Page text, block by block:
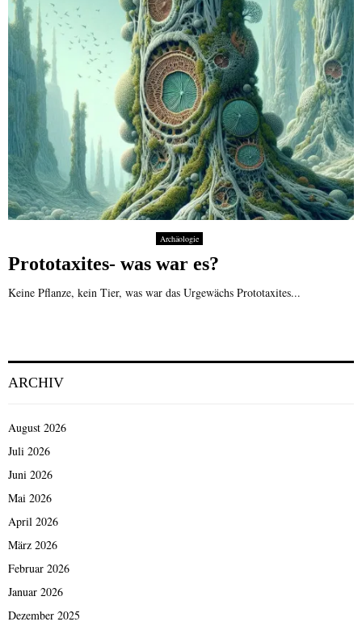
Archäologie
Prototaxites- was war es?
Keine Pflanze, kein Tier, was war das Urgewächs Prototaxites...
ARCHIV
August 2026
Juli 2026
Juni 2026
Mai 2026
April 2026
März 2026
Februar 2026
Januar 2026
Dezember 2025